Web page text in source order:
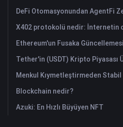
Blockchain nedir?
Azuki: En Hızlı Büyüyen NFT